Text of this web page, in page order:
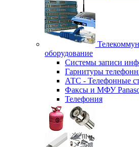
оборудование
Системы записи
Гарнитуры
АТС - Телефонные
Факсы и МФУ
Телефония